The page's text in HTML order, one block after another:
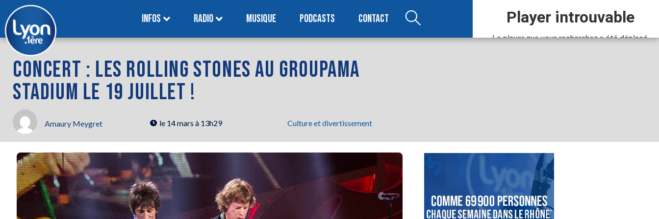
INFOS RADIO MUSIQUE PODCASTS CONTACT
CONCERT : LES ROLLING STONES AU GROUPAMA
STADIUM LE 19 JUILLET !
Amaury Meygret le 14 mars à 13h29 Culture et divertissement